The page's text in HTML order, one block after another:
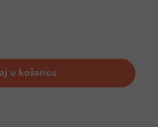
u košaricu